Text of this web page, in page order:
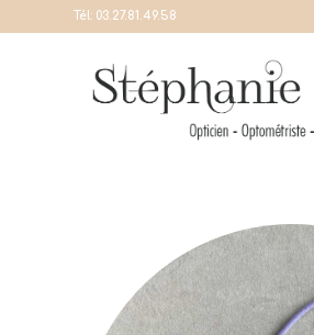
Tél: 03.27.81.49.58